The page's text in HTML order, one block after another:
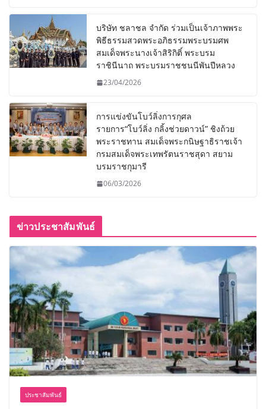
บริษัท ชลาชล จำกัด ร่วมเป็นเจ้าภาพพระ
พิธีธรรมสวดพระอภิธรรมพระบรมศพ
สมเด็จพระนางเจ้าสิริกิติ์ พระบรม
ราชินีนาถ พระบรมราชชนนีพันปีหลวง
23/04/2026
การแข่งขันโบว์ลิ่งการกุศล
รายการ“โบว์ลิ่ง กลิ้งช่วยดาวน์” ชิงถ้วย
พระราชทาน สมเด็จพระกนิษฐาธิราชเจ้า
กรมสมเด็จพระเทพรัตนราชสุดา สยาม
บรมราชกุมารี
06/03/2026
ข่าวประชาสัมพันธ์
ประชาสัมพันธ์